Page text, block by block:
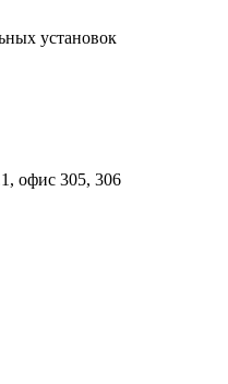
установок
офис 305, 306